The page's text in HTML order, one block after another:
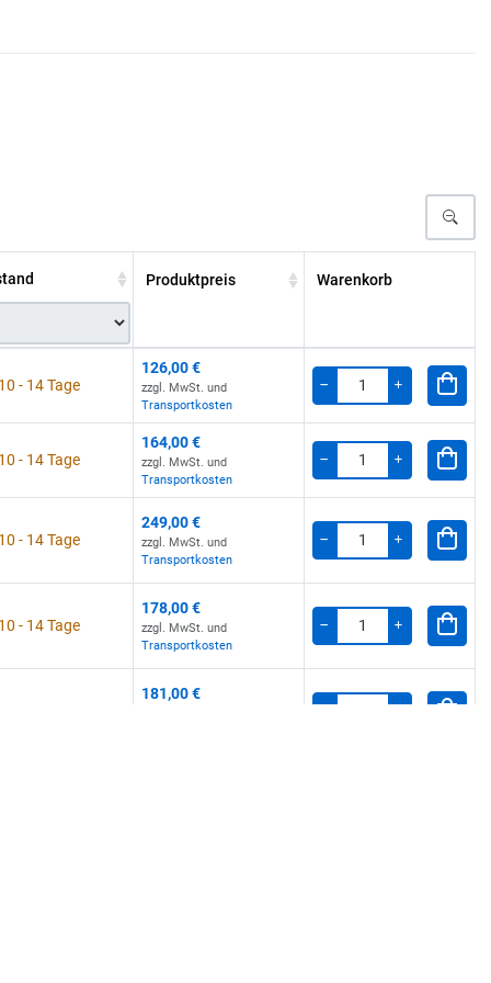
Produktpreis Warenkorb
- 14 Tage
126,00 €
zzgl. MwSt. und
Transportkosten
- 14 Tage
164,00 €
zzgl. MwSt. und
Transportkosten
- 14 Tage
249,00 €
zzgl. MwSt. und
Transportkosten
- 14 Tage
178,00 €
zzgl. MwSt. und
Transportkosten
181,00 €